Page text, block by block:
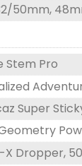
50mm,
Stem Pro
Super
X Dropper,